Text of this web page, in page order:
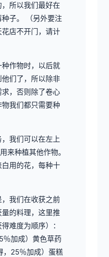
所以我们最好在
子。 （另外要注
店不开门，请计
作物时，以后就
们了，所以除非
，否则除了卷心
我们都只需要种
我们可以在左上
来种植其他作物。
白用的花，每种十
我们在收获之前
的料理，这里推
难度为顺序）：
％加成）黄色草药
，25％加成）蛋糕